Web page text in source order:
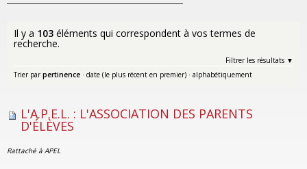
Il y a 103 éléments qui correspondent à vos termes de
recherche.
Filtrer les résultats
Trier par pertinence · date (le plus récent en premier) · alphabétiquement
L'A.P.E.L. : L'ASSOCIATION DES PARENTS
D'ÉLÈVES
Rattaché à APEL